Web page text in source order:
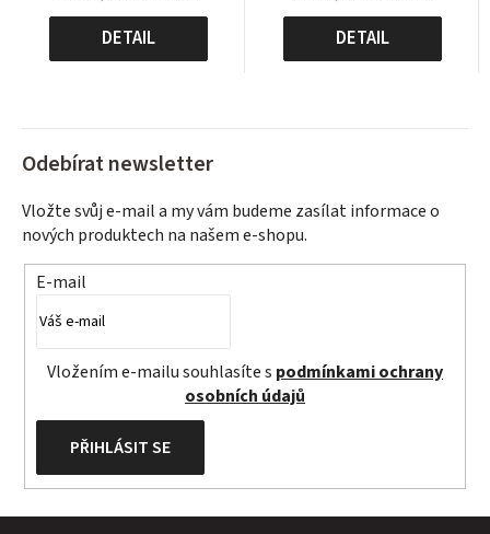
Měrná
cena:
DETAIL
Měrná
cena:
DETAIL
Odebírat newsletter
Vložte svůj e-mail a my vám budeme zasílat informace o
nových produktech na našem e-shopu.
E-mail
Vložením e-mailu souhlasíte s podmínkami ochrany
osobních údajů
PŘIHLÁSIT SE